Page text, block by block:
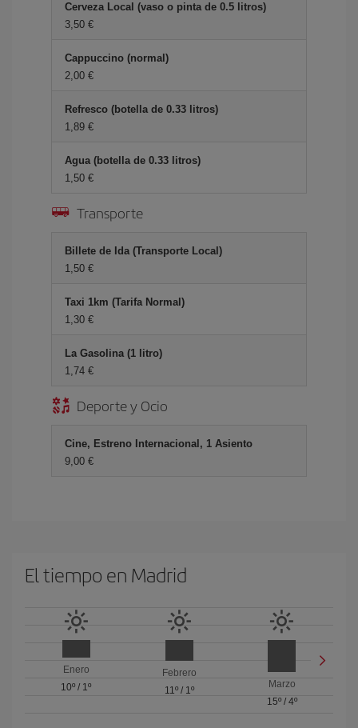
Cerveza Local (vaso o pinta de 0.5 litros)
3,50 €
Cappuccino (normal)
2,00 €
Refresco (botella de 0.33 litros)
1,89 €
Agua (botella de 0.33 litros)
1,50 €
Transporte
Billete de Ida (Transporte Local)
1,50 €
Taxi 1km (Tarifa Normal)
1,30 €
La Gasolina (1 litro)
1,74 €
Deporte y Ocio
Cine, Estreno Internacional, 1 Asiento
9,00 €
El tiempo en Madrid
Enero
10º / 1º
Febrero
11º/ 1º
Marzo
15º/ 4º